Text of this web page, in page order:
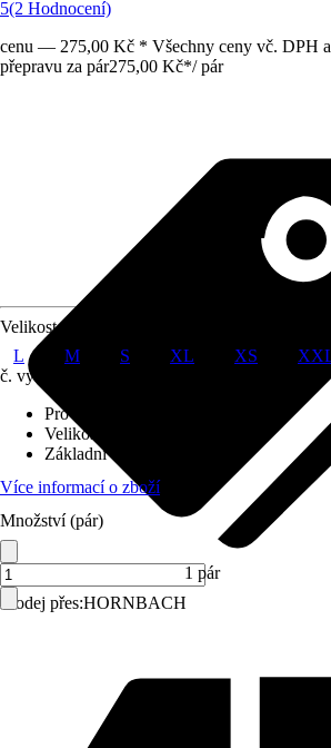
5(2 Hodnocení)
cenu — 275,00 Kč * Všechny ceny vč. DPH a
přepravu za pár275,00 Kč*/ pár
Prodej přes:HORNBACH
Velikost
L
M S XL XS
č. výrobku
Provedení
Velikost
Základní barva
Více informací o zboží
Množství (pár)
1 pár